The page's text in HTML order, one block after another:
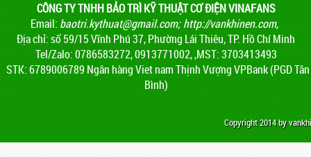
CÔNG TY TNHH BẢO TRÌ KỸ THUẬT CƠ ĐIỆN VINAFANS
Email: baotri.kythuat@gmail.com;http://vankhinen.com,
Địa chỉ: số 59/15 Vĩnh Phú 37, Phường Lái Thiêu, TP. Hồ Chí Minh
Tel/Zalo: 0786583272, 0913771002, ,MST: 3703413493
STK: 6789006789 Ngân hàng Viet nam Thịnh Vượng VPBank (PGD Tân
Bình)
Copyright 2014 by